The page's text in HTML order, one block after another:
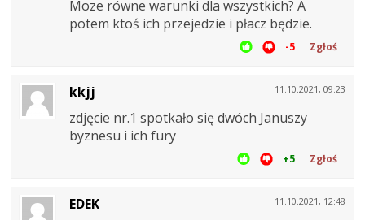
Moze równe warunki dla wszystkich? A
potem ktoś ich przejedzie i płacz będzie.
-5 Zgłoś
11.10.2021, 09:23
kkjj
zdjęcie nr.1 spotkało się dwóch Januszy
byznesu i ich fury
+5 Zgłoś
11.10.2021, 12:48
EDEK